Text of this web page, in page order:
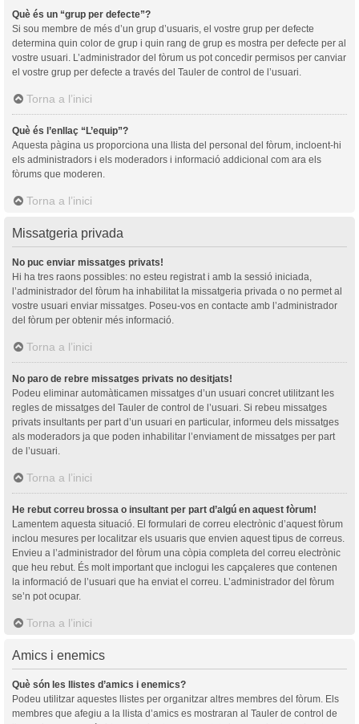
Què és un “grup per defecte”?
Si sou membre de més d’un grup d’usuaris, el vostre grup per defecte
determina quin color de grup i quin rang de grup es mostra per defecte per al
vostre usuari. L’administrador del fòrum us pot concedir permisos per canviar
el vostre grup per defecte a través del Tauler de control de l’usuari.
Torna a l’inici
Què és l’enllaç “L’equip”?
Aquesta pàgina us proporciona una llista del personal del fòrum, incloent-hi
els administradors i els moderadors i informació addicional com ara els
fòrums que moderen.
Torna a l’inici
Missatgeria privada
No puc enviar missatges privats!
Hi ha tres raons possibles: no esteu registrat i amb la sessió iniciada,
l’administrador del fòrum ha inhabilitat la missatgeria privada o no permet al
vostre usuari enviar missatges. Poseu-vos en contacte amb l’administrador
del fòrum per obtenir més informació.
Torna a l’inici
No paro de rebre missatges privats no desitjats!
Podeu eliminar automàticamen missatges d’un usuari concret utilitzant les
regles de missatges del Tauler de control de l’usuari. Si rebeu missatges
privats insultants per part d’un usuari en particular, informeu dels missatges
als moderadors ja que poden inhabilitar l’enviament de missatges per part
de l’usuari.
Torna a l’inici
He rebut correu brossa o insultant per part d’algú en aquest fòrum!
Lamentem aquesta situació. El formulari de correu electrònic d’aquest fòrum
inclou mesures per localitzar els usuaris que envien aquest tipus de correus.
Envieu a l’administrador del fòrum una còpia completa del correu electrònic
que heu rebut. És molt important que inclogui les capçaleres que contenen
la informació de l’usuari que ha enviat el correu. L’administrador del fòrum
se’n pot ocupar.
Torna a l’inici
Amics i enemics
Què són les llistes d’amics i enemics?
Podeu utilitzar aquestes llistes per organitzar altres membres del fòrum. Els
membres que afegiu a la llista d’amics es mostraran al Tauler de control de